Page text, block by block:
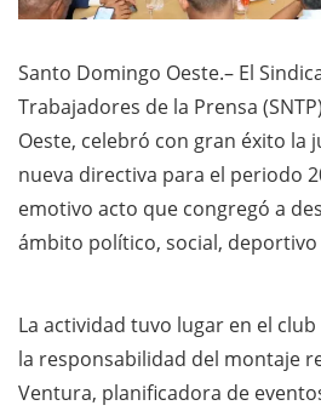
Santo Domingo Oeste.– El
Trabajadores de la Prensa
Oeste, celebró con gran éxito la
nueva directiva para el periodo
emotivo acto que congregó a
ámbito político, social,
La actividad tuvo lugar en el
la responsabilidad del montaje
Ventura, planificadora de